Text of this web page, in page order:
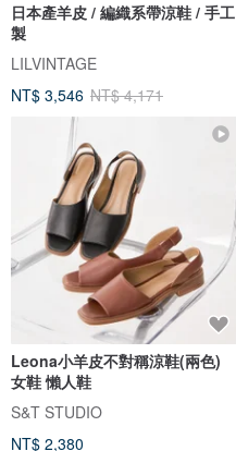
日本產羊皮 / 編織系帶涼鞋 / 手工
製
LILVINTAGE
NT$ 3,546 NT$ 4,171
Leona小羊皮不對稱涼鞋(兩色)
女鞋 懶人鞋
S&T STUDIO
NT$ 2,380